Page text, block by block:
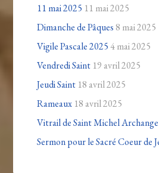
11 mai 2025 11 mai 2025
Dimanche de Pâques 8 mai 2025
Vigile Pascale 2025 4 mai 2025
Vendredi Saint 19 avril 2025
Jeudi Saint 18 avril 2025
Rameaux 18 avril 2025
Vitrail de Saint Michel Archange
Sermon pour le Sacré Coeur de